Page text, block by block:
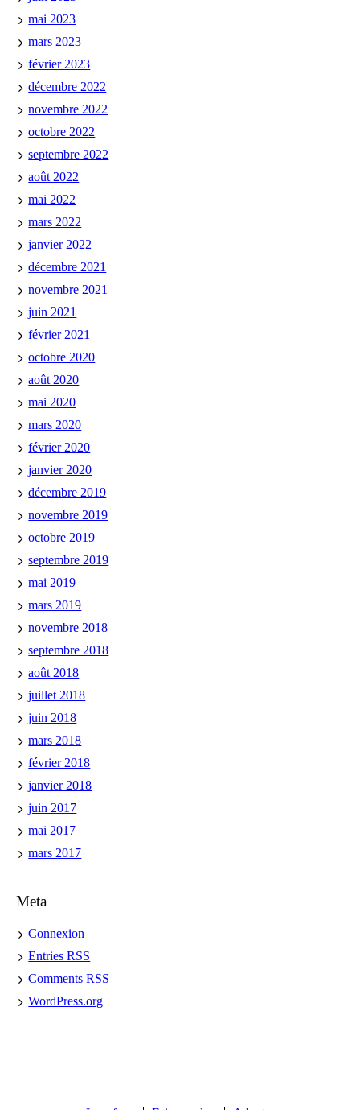
mai 2023
mars 2023
février 2023
décembre 2022
novembre 2022
octobre 2022
septembre 2022
août 2022
mai 2022
mars 2022
janvier 2022
décembre 2021
novembre 2021
juin 2021
février 2021
octobre 2020
août 2020
mai 2020
mars 2020
février 2020
janvier 2020
décembre 2019
novembre 2019
octobre 2019
septembre 2019
mai 2019
mars 2019
novembre 2018
septembre 2018
août 2018
juillet 2018
juin 2018
mars 2018
février 2018
janvier 2018
juin 2017
mai 2017
mars 2017
Meta
Connexion
EntriesRSS
CommentsRSS
WordPress.org